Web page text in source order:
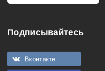
Подписывайтесь
Вконтакте